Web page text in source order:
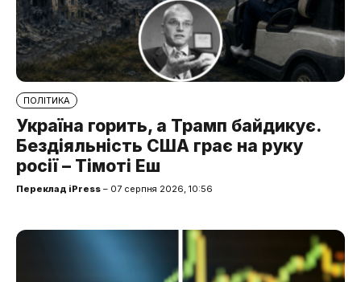
ПОЛІТИКА
Україна горить, а Трамп байдикує.
Бездіяльність США грає на руку
росії – Тімоті Еш
Переклад iPress – 07 серпня 2026, 10:56